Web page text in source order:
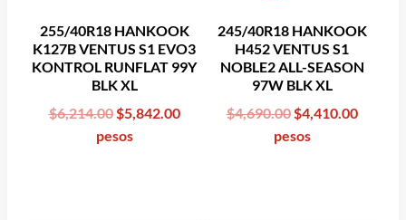
255/40R18 HANKOOK
K127B VENTUS S1 EVO3
KONTROL RUNFLAT 99Y
BLK XL
$6,214.00 Original
price
$5,842.00Current
pesos
245/40R18 HANKOOK
H452 VENTUS S1
NOBLE2 ALL-SEASON
97W BLK XL
$4,690.00 Original
price
$4,410.00
pesos